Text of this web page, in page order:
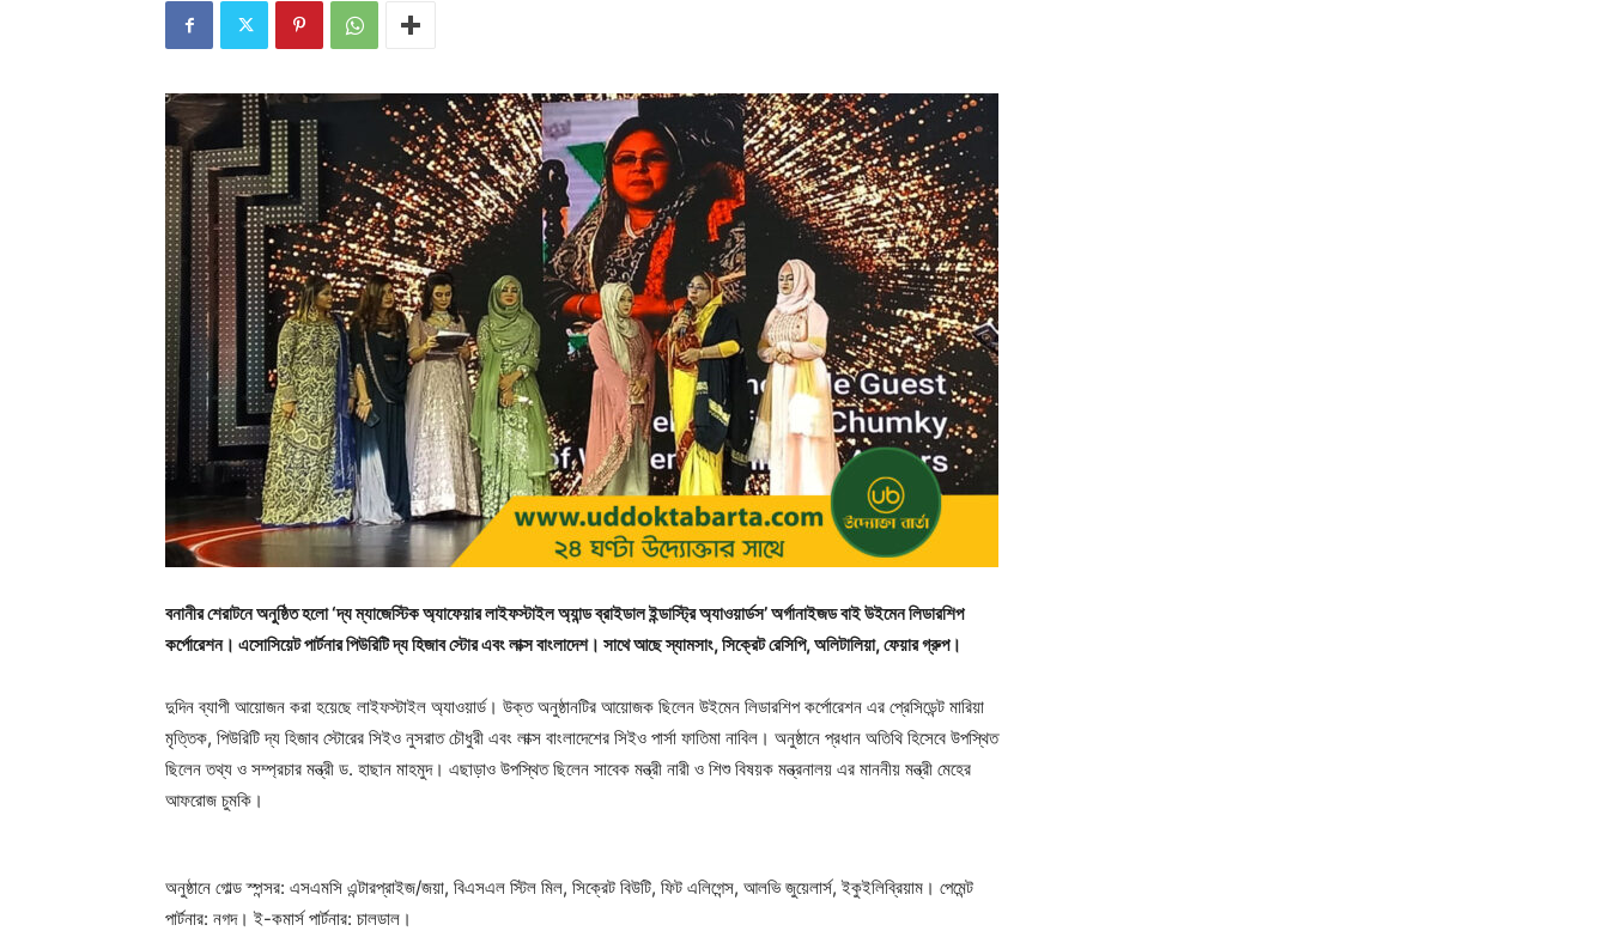
বনানীর শেরাটনে অনুষ্ঠিত হলো ‘দ্য ম্যাজেস্টিক অ্যাফেয়ার লাইফস্টাইল অ্যান্ড ব্রাইডাল ইন্ডাস্ট্রি অ্যাওয়ার্ডস’ অর্গানাইজড বাই উইমেন লিডারশিপ
কর্পোরেশন। এসোসিয়েট পার্টনার পিউরিটি দ্য হিজাব স্টোর এবং লাক্স বাংলাদেশ। সাথে আছে স্যামসাং, সিক্রেট রেসিপি, অলিটালিয়া, ফেয়ার গ্রুপ।
দুদিন ব্যাপী আয়োজন করা হয়েছে লাইফস্টাইল অ্যাওয়ার্ড। উক্ত অনুষ্ঠানটির আয়োজক ছিলেন উইমেন লিডারশিপ কর্পোরেশন এর প্রেসিডেন্ট মারিয়া
মৃত্তিক, পিউরিটি দ্য হিজাব স্টোরের সিইও নুসরাত চৌধুরী এবং লাক্স বাংলাদেশের সিইও পার্সা ফাতিমা নাবিল। অনুষ্ঠানে প্রধান অতিথি হিসেবে উপস্থিত
ছিলেন তথ্য ও সম্প্রচার মন্ত্রী ড. হাছান মাহমুদ। এছাড়াও উপস্থিত ছিলেন সাবেক মন্ত্রী নারী ও শিশু বিষয়ক মন্ত্রনালয় এর মাননীয় মন্ত্রী মেহের
আফরোজ চুমকি।
অনুষ্ঠানে গোল্ড স্পন্সর: এসএমসি এন্টারপ্রাইজ/জয়া, বিএসএল স্টিল মিল, সিক্রেট বিউটি, ফিট এলিগেন্স, আলভি জুয়েলার্স, ইকুইলিব্রিয়াম। পেমেন্ট
পার্টনার: নগদ। ই-কমার্স পার্টনার: চালডাল।